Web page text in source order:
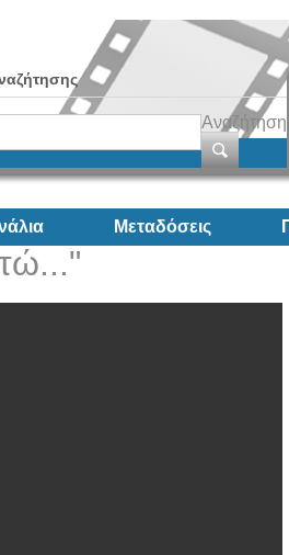
Αναζήτηση
Μεταδόσεις